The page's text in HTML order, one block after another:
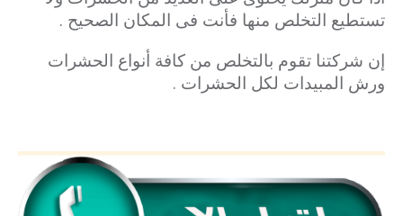
تستطيع التخلص منها فأنت فى المكان الصحيح .
إن شركتنا تقوم بالتخلص من كافة أنواع الحشرات
ورش المبيدات لكل الحشرات .